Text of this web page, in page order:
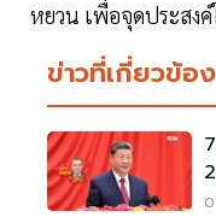
หยวน เพื่อจุดประสงค์
ข่าวที่เกี่ยวข้อง